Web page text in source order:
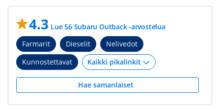
4.3 Lue 56 Subaru Outback -arvostelua
Farmarit
Dieselit
Nelivedot
Kunnostettavat
Hae samanlaiset